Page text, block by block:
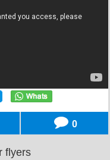
0
flyers